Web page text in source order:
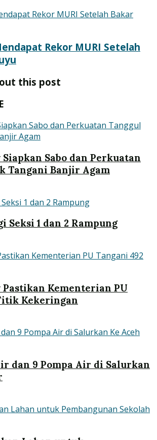
Rekor MURI Setelah
this post
Sabo dan Perkuatan
Tangani Banjir Agam
Seksi 1 dan 2 Rampung
Kementerian PU
Kekeringan
dan 9 Pompa Air di Salurkan